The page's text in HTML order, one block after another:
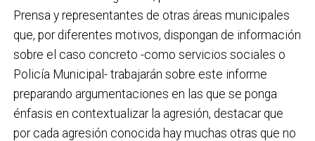
Prensa y representantes de otras áreas municipales
que, por diferentes motivos, dispongan de información
sobre el caso concreto -como servicios sociales o
Policía Municipal- trabajarán sobre este informe
preparando argumentaciones en las que se ponga
énfasis en contextualizar la agresión, destacar que
por cada agresión conocida hay muchas otras que no